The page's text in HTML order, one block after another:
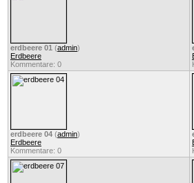
erdbeere 01 (admin)
Erdbeere
Kommentare: 0
erdbeere 04 (admin)
Erdbeere
Kommentare: 0